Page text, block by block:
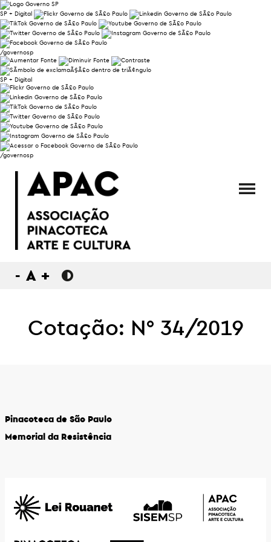
SP + Digital
/governosp
SP + Digital
/governosp
- A +
Cotação: N° 34/2019
Pinacoteca de São Paulo
Memorial da Resistência